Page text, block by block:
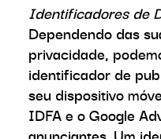
Identificadores de
Dependendo das
privacidade,
identificador de
seu dispositivo
IDFA e o Google